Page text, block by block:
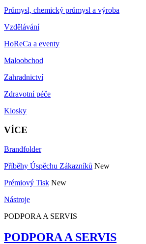
Průmysl, chemický průmysl a výroba
Vzdělávání
HoReCa a eventy
Maloobchod
Zahradnictví
Zdravotní péče
Kiosky
VÍCE
Brandfolder
Příběhy Úspěchu Zákazníků New
Prémiový Tisk New
Nástroje
PODPORA A SERVIS
PODPORA A SERVIS